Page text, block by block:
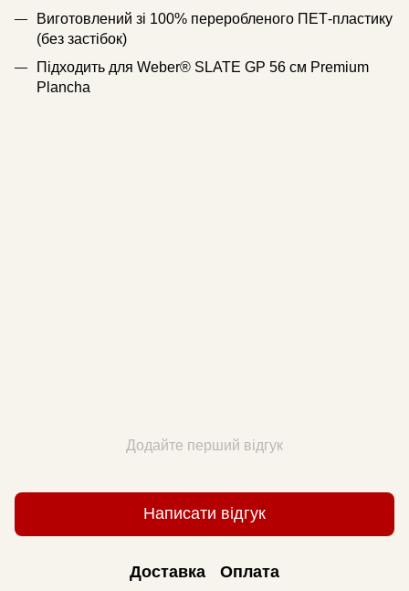
Виготовлений зі 100% переробленого ПЕТ-пластику
(без застібок)
Підходить для Weber® SLATE GP 56 см Premium
Plancha
Додайте перший відгук
Написати відгук
Доставка Оплата